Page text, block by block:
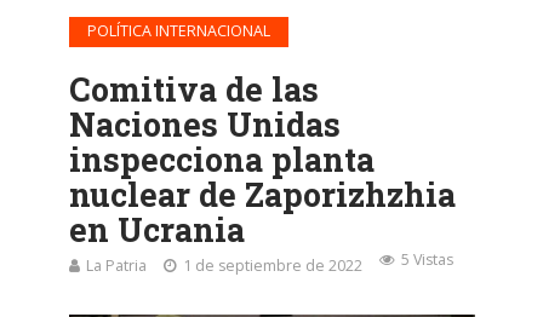
POLÍTICA INTERNACIONAL
Comitiva de las
Naciones Unidas
inspecciona planta
nuclear de Zaporizhzhia
en Ucrania
La Patria 1 de septiembre de 2022 5 Vistas